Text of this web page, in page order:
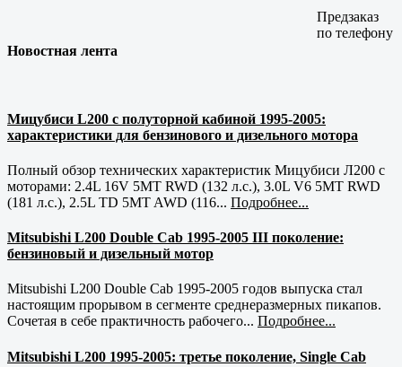
Предзаказ
по телефону
Новостная лента
Мицубиси L200 с полуторной кабиной 1995-2005:
характеристики для бензинового и дизельного мотора
Полный обзор технических характеристик Мицубиси Л200 с
моторами: 2.4L 16V 5MT RWD (132 л.с.), 3.0L V6 5MT RWD
(181 л.с.), 2.5L TD 5MT AWD (116... Подробнее...
Mitsubishi L200 Double Cab 1995-2005 III поколение:
бензиновый и дизельный мотор
Mitsubishi L200 Double Cab 1995-2005 годов выпуска стал
настоящим прорывом в сегменте среднеразмерных пикапов.
Сочетая в себе практичность рабочего... Подробнее...
Mitsubishi L200 1995-2005: третье поколение, Single Cab